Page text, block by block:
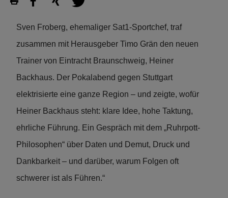
Sven Froberg, ehemaliger Sat1-Sportchef, traf
zusammen mit Herausgeber Timo Grän den neuen
Trainer von Eintracht Braunschweig, Heiner
Backhaus. Der Pokalabend gegen Stuttgart
elektrisierte eine ganze Region – und zeigte, wofür
Heiner Backhaus steht: klare Idee, hohe Taktung,
ehrliche Führung. Ein Gespräch mit dem „Ruhrpott-
Philosophen“ über Daten und Demut, Druck und
Dankbarkeit – und darüber, warum Folgen oft
schwerer ist als Führen.“